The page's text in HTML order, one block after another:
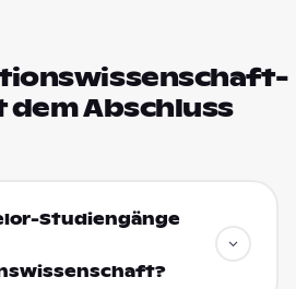
Abschluss
Studiengänge